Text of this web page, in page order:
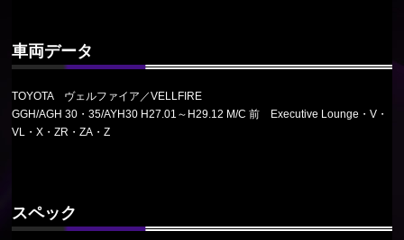
車両データ
TOYOTA ヴェルファイア／VELLFIRE
GGH/AGH 30・35/AYH30 H27.01～H29.12 M/C 前 Executive Lounge・V・
VL・X・ZR・ZA・Z
スペック